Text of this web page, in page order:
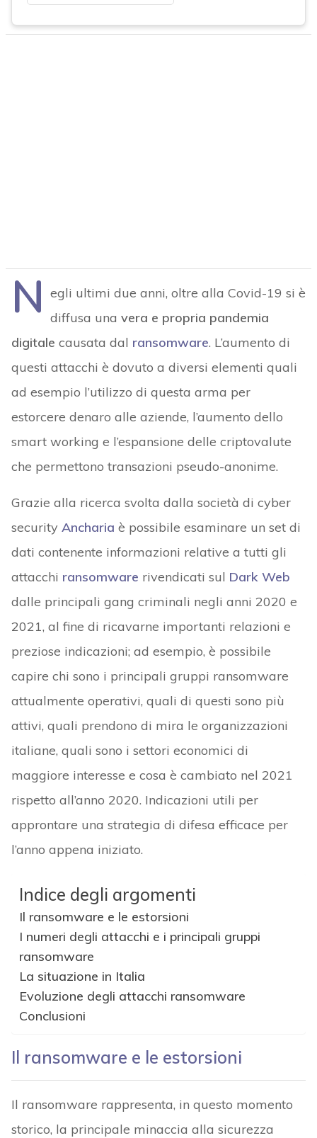
N egli ultimi due anni, oltre alla Covid-19 si è
diffusa una vera e propria pandemia
digitale causata dal ransomware. L’aumento di
questi attacchi è dovuto a diversi elementi quali
ad esempio l’utilizzo di questa arma per
estorcere denaro alle aziende, l’aumento dello
smart working e l’espansione delle criptovalute
che permettono transazioni pseudo-anonime.
Grazie alla ricerca svolta dalla società di cyber
security Ancharia è possibile esaminare un set di
dati contenente informazioni relative a tutti gli
attacchi ransomware rivendicati sul Dark Web
dalle principali gang criminali negli anni 2020 e
2021, al fine di ricavarne importanti relazioni e
preziose indicazioni; ad esempio, è possibile
capire chi sono i principali gruppi ransomware
attualmente operativi, quali di questi sono più
attivi, quali prendono di mira le organizzazioni
italiane, quali sono i settori economici di
maggiore interesse e cosa è cambiato nel 2021
rispetto all’anno 2020. Indicazioni utili per
approntare una strategia di difesa efficace per
l’anno appena iniziato.
Indice degli argomenti
Il ransomware e le estorsioni
I numeri degli attacchi e i principali gruppi
ransomware
La situazione in Italia
Evoluzione degli attacchi ransomware
Conclusioni
Il ransomware e le estorsioni
Il ransomware rappresenta, in questo momento
storico, la principale minaccia alla sicurezza